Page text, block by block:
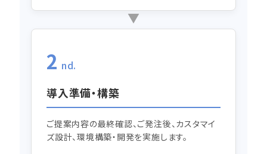
2 nd.
導入準備・構築
ご提案内容の最終確認、ご発注後、カスタマイ
ズ設計、環境構築・開発を実施します。